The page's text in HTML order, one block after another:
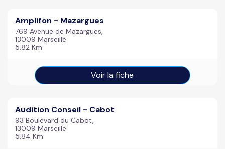
Amplifon - Mazargues
769 Avenue de Mazargues,
13009 Marseille
5.82 Km
Voir la fiche
Audition Conseil - Cabot
93 Boulevard du Cabot,
13009 Marseille
5.84 Km